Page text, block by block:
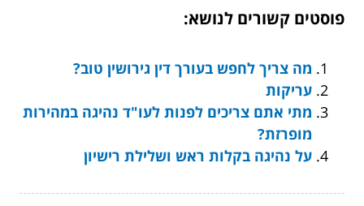
פוסטים קשורים לנושא:
מה צריך לחפש בעורך דין גירושין טוב?
עריקות
מתי אתם צריכים לפנות לעו"ד נהיגה במהירות
מופרזת?
על נהיגה בקלות ראש ושלילת רישיון